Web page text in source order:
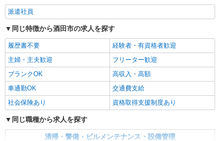
派遣社員
同じ特徴から酒田市の求人を探す
履歴書不要
経験者・有資格者歓迎
主婦・主夫歓迎
フリーター歓迎
ブランクOK
高収入・高額
車通勤OK
交通費支給
社会保険あり
資格取得支援制度あり
同じ職種から求人を探す
清掃・警備・ビルメンテナンス・設備管理